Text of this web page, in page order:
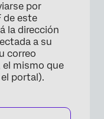
por
de este
la dirección
a su
correo
el mismo que
portal).